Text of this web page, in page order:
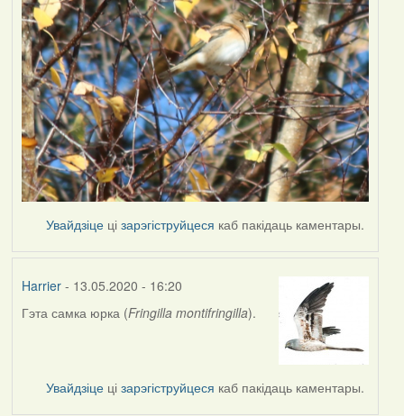
Увайдзіце цізарэгіструйцеся каб пакідаць каментары.
Harrier- 13.05.2020 - 16:20
In
Наталья
К
Гэта самка юрка (Fringilla montifringilla).
Увайдзіце цізарэгіструйцеся каб пакідаць каментары.